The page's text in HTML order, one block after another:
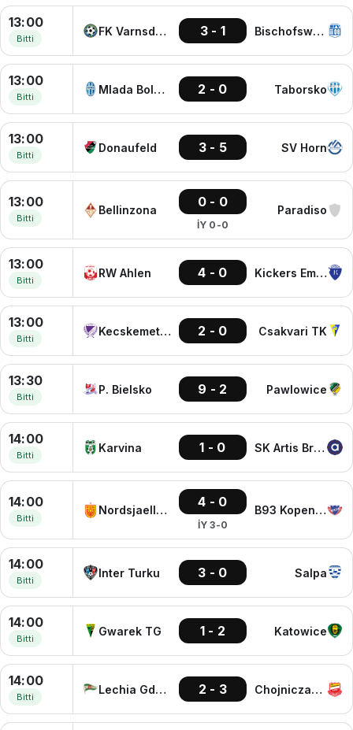
13:00
Bitti
FK Varnsdorf 3 - 1 Bischofswerda
13:00
Bitti
Mlada Boleslav 2 - 0 Taborsko
13:00
Bitti
Donaufeld 3 - 5 SV Horn
13:00
Bitti
Bellinzona
0 - 0
İY 0-0
Paradiso
13:00
Bitti
RW Ahlen 4 - 0 Kickers Emden
13:00
Bitti
Kecskemeti TE 2 - 0 Csakvari TK
13:30
Bitti
P. Bielsko 9 - 2 Pawlowice
14:00
Bitti
Karvina 1 - 0 SK Artis Brno
14:00
Bitti
Nordsjaelland
4 - 0
İY 3-0
B93 Kopenhag
14:00
Bitti
Inter Turku 3 - 0 Salpa
14:00
Bitti
Gwarek TG 1 - 2 Katowice
14:00
Bitti
Lechia Gdansk 2 - 3 Chojniczanka